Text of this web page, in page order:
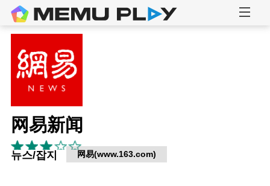
网易新闻
뉴스/잡지 网易(www.163.com)